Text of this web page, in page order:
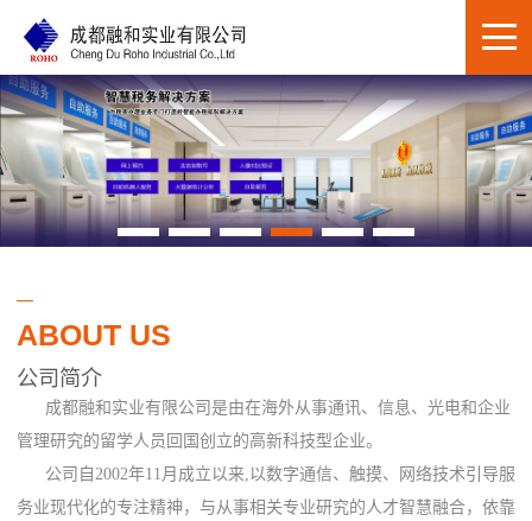
ABOUT US
公司简介
成都融和实业有限公司是由在海外从事通讯、信息、光电和企业
管理研究的留学人员回国创立的高新科技型企业。
公司自2002年11月成立以来,以数字通信、触摸、网络技术引导服
务业现代化的专注精神，与从事相关专业研究的人才智慧融合，依靠